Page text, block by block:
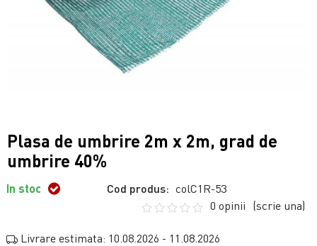
Plasa de umbrire 2m x 2m, grad de
umbrire 40%
In stoc Cod produs: colC1R-53
0 opinii (scrie una)
Livrare estimata: 10.08.2026 - 11.08.2026